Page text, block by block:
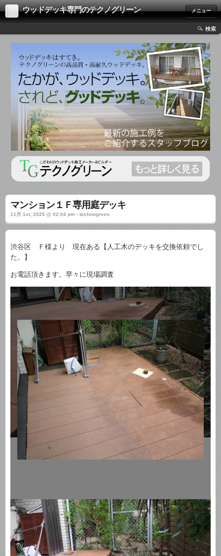
ウッドデッキ専門のテクノグリーン メニュー
検索
マンション１Ｆ専用庭デッキ
11月 1st, 2025 @ 02:04 pm › technogreen
渋谷区 Ｆ様より 現在ある【人工木のデッキを交換依頼でし
た。】
お電話頂きます。早々に現場調査